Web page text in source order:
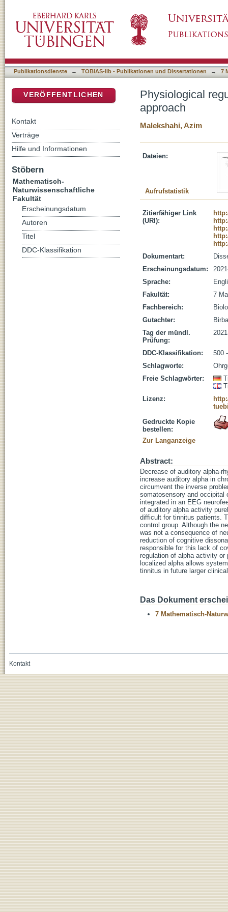
Publikationsdienste → TOBIAS-lib - Publikationen und Dissertationen → 7
Physiological
approach
Malekshahi, Azim
Dateien:
Aufrufstatistik
Zitierfähiger Link
(URI):
Dokumentart:
Erscheinungsdatum:
Sprache:
Fakultät:
7
Fachbereich:
Gutachter:
Tag der mündl.
Prüfung:
DDC-Klassifikation:
500
Schlagworte:
Freie Schlagwörter:
Lizenz:
Gedruckte Kopie
bestellen:
Zur Langanzeige
Abstract:
Decrease of auditory alpha-
increase auditory alpha in
circumvent the inverse
somatosensory and occipital
integrated in an EEG
of auditory alpha activity
difficult for tinnitus patients.
control group. Although the
was not a consequence of
reduction of cognitive
responsible for this lack of
regulation of alpha activity or
localized alpha allows
tinnitus in future larger
Das Dokument
7 Mathematisch-
VERÖFFENTLICHEN
Kontakt
Verträge
Hilfe und Informationen
Stöbern
Mathematisch-
Naturwissenschaftliche
Fakultät
Erscheinungsdatum
Autoren
Titel
DDC-Klassifikation
Kontakt